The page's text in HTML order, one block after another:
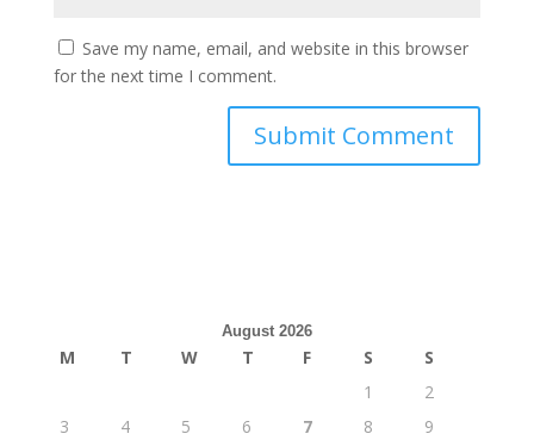
Save my name, email, and website in this browser
for the next time I comment.
August 2026
M T W T F S
S
1
2
3
4 5 6 7 8
9